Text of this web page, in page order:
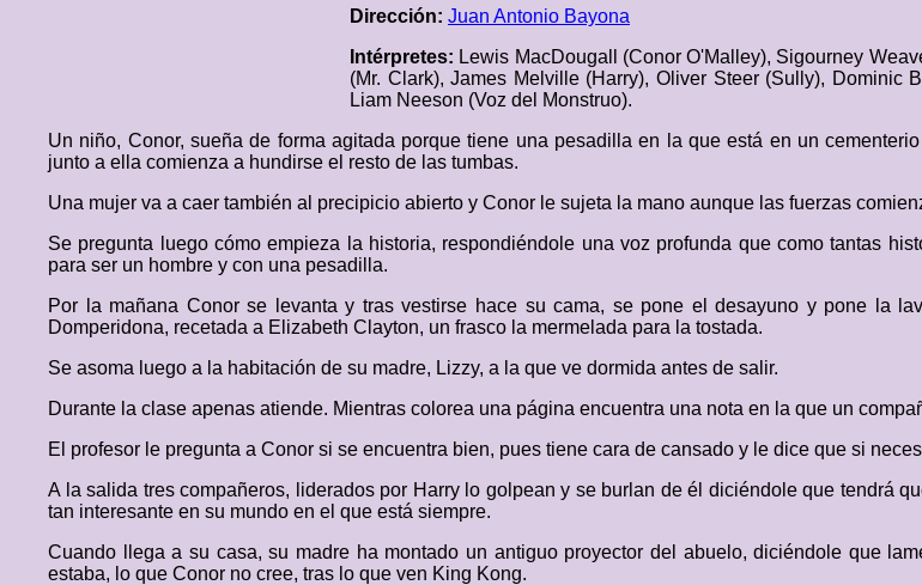
Dirección: Juan Antonio Bayona
Intérpretes: Lewis MacDougall (Conor O'Malley), Sigourney
(Mr. Clark), James Melville (Harry), Oliver Steer (Sully), Dominic
Liam Neeson (Voz del Monstruo).
Un niño, Conor, sueña de forma agitada porque tiene una pesadilla en la que está en un
junto a ella comienza a hundirse el resto de las tumbas.
Una mujer va a caer también al precipicio abierto y Conor le sujeta la mano aunque las fuerzas
Se pregunta luego cómo empieza la historia, respondiéndole una voz profunda que como tantas
para ser un hombre y con una pesadilla.
Por la mañana Conor se levanta y tras vestirse hace su cama, se pone el desayuno y pone la
Domperidona, recetada a Elizabeth Clayton, un frasco la mermelada para la tostada.
Se asoma luego a la habitación de su madre, Lizzy, a la que ve dormida antes de salir.
Durante la clase apenas atiende. Mientras colorea una página encuentra una nota en la que un
El profesor le pregunta a Conor si se encuentra bien, pues tiene cara de cansado y le dice que si
A la salida tres compañeros, liderados por Harry lo golpean y se burlan de él diciéndole que tendrá
tan interesante en su mundo en el que está siempre.
Cuando llega a su casa, su madre ha montado un antiguo proyector del abuelo, diciéndole que
estaba, lo que Conor no cree, tras lo que ven King Kong.